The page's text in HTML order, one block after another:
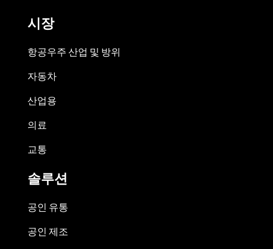
시장
항공우주 산업 및 방위
자동차
산업용
의료
교통
솔루션
공인 유통
공인 제조